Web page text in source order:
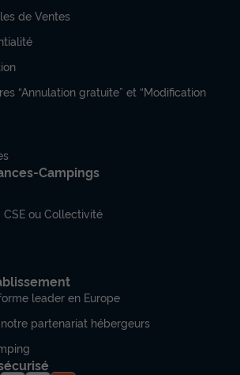
6 personnes - Mobile Home
-3 chambres - 2 SDB +
semi-couverte + Clim +LV
+ 5
- Mobile Home Premium
- 2 SDB + 2WC + terrasse semi-
1/6 pers
nuits
de Ventes
“Annulation gratuite” et “Modification
Campings
CSE ou Collectivité
leader en Europe
partenariat hébergeurs